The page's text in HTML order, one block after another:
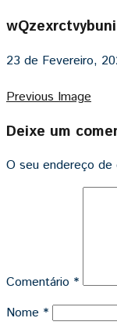
23 de Fevereiro,
Previous Image
Deixe um
O seu endereço de
Comentário *
Nome *